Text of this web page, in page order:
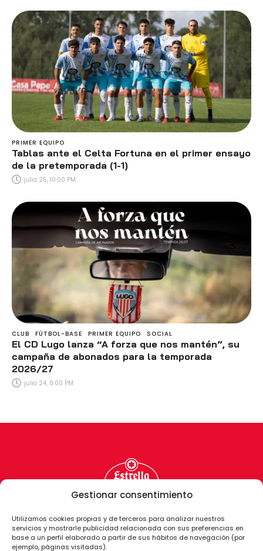
Gestionar consentimiento
Utilizamos cookies propias y de terceros para analizar nuestros
servicios y mostrarle publicidad relacionada con sus preferencias en
base a un perfil elaborado a partir de sus hábitos de navegación (por
ejemplo, páginas visitadas).
PRIMER EQUIPO
Tablas ante el Celta Fortuna en el primer ensayo
de la pretemporada (1-1)
julio 25, 10:00 PM
CLUB FÚTBOL-BASE PRIMER EQUIPO SOCIAL
El CD Lugo lanza “A forza que nos mantén”, su
campaña de abonados para la temporada
2026/27
julio 24, 8:00 PM